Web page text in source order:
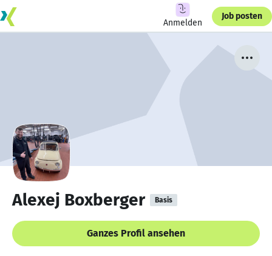
Anmelden
Job posten
Alexej Boxberger Basis
Ganzes Profil ansehen